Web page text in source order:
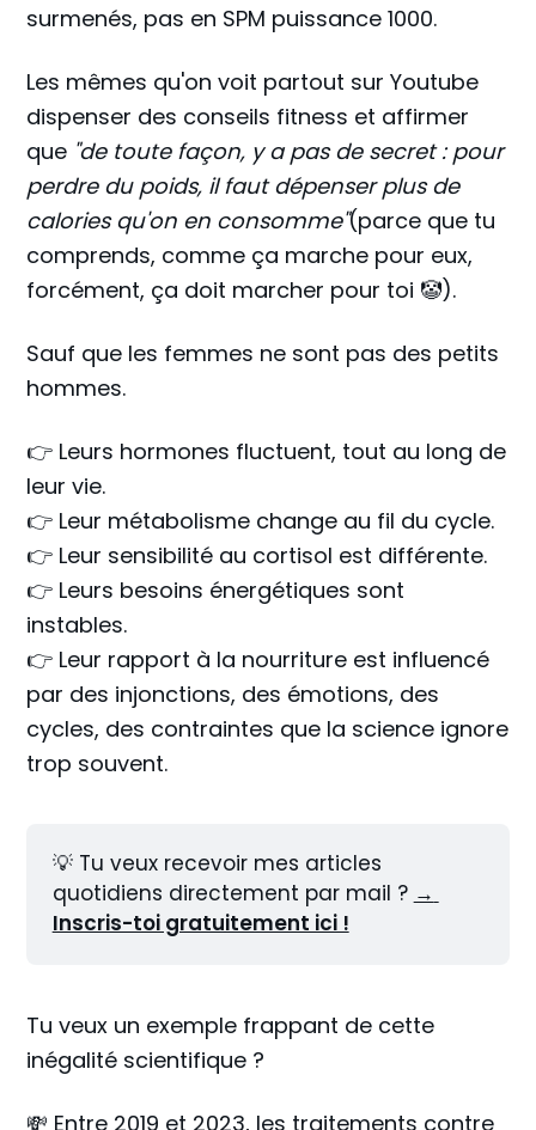
surmenés, pas en SPM puissance 1000.
Les mêmes qu'on voit partout sur Youtube
dispenser des conseils fitness et affirmer
que "de toute façon, y a pas de secret : pour
perdre du poids, il faut dépenser plus de
calories qu'on en consomme"(parce que tu
comprends, comme ça marche pour eux,
forcément, ça doit marcher pour toi 🤡).
Sauf que les femmes ne sont pas des petits
hommes.
👉 Leurs hormones fluctuent, tout au long de
leur vie.
👉 Leur métabolisme change au fil du cycle.
👉 Leur sensibilité au cortisol est différente.
👉 Leurs besoins énergétiques sont
instables.
👉 Leur rapport à la nourriture est influencé
par des injonctions, des émotions, des
cycles, des contraintes que la science ignore
trop souvent.
💡 Tu veux recevoir mes articles
quotidiens directement par mail ? →
Inscris-toi gratuitement ici !
Tu veux un exemple frappant de cette
inégalité scientifique ?
💸 Entre 2019 et 2023, les traitements contre